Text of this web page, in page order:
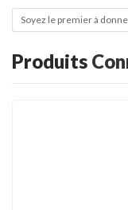
Soyez le premier à
Produits